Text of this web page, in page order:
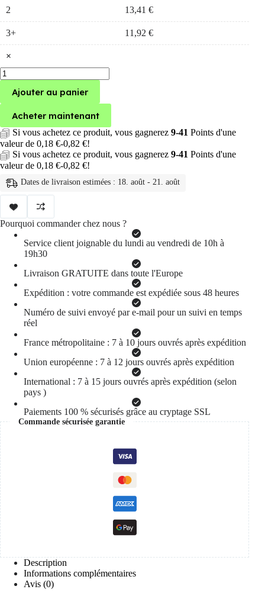
2 13,41 €
3+ 11,92 €
×
quantité
de
carte
micro
go/32
go/64
go/256
go/128
Ajouter au panier
Acheter maintenant
Si vous achetez ce produit, vous gagnerez 9-41 Points d'une
valeur de 0,18 €-0,82 €!
Si vous achetez ce produit, vous gagnerez 9-41 Points d'une
valeur de 0,18 €-0,82 €!
Dates de livraison estimées : 18. août - 21. août
Pourquoi commander chez nous ?
Service client joignable du lundi au vendredi de 10h à
19h30
Livraison GRATUITE dans toute l'Europe
Expédition : votre commande est expédiée sous 48 heures
Numéro de suivi envoyé par e-mail pour un suivi en temps
réel
France métropolitaine : 7 à 10 jours ouvrés après expédition
Union européenne : 7 à 12 jours ouvrés après expédition
International : 7 à 15 jours ouvrés après expédition (selon
pays )
Paiements 100 % sécurisés grâce au cryptage SSL
Commande sécurisée garantie
Description
Informations complémentaires
Avis (0)